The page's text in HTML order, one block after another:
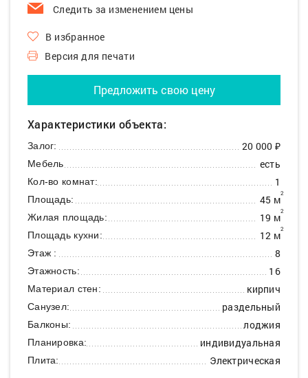
Следить за изменением цены
В избранное
Версия для печати
Предложить свою цену
Характеристики объекта:
Залог: 20 000 ₽
Мебель есть
Кол-во комнат: 1
Площадь: 45 м2
Жилая площадь: 19 м2
Площадь кухни: 12 м2
Этаж : 8
Этажность: 16
Материал стен: кирпич
Санузел: раздельный
Балконы: лоджия
Планировка: индивидуальная
Плита: Электрическая